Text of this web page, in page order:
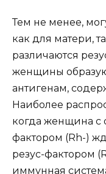
Тем не менее,
как для матери,
различаются
женщины
антигенам,
Наиболее
когда женщина с
фактором (Rh-)
резус-фактором
иммунная